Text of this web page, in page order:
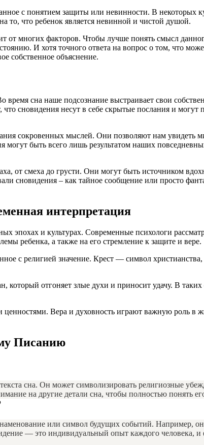
с понятием защиты или невинности. В некоторых
то, что ребенок является невинной и чистой душой.
от многих факторов. Чтобы лучше понять смысл
И хотя точного ответа на вопрос о том, что
собственное объяснение.
сна наше подсознание выстраивает свои
сновидения несут в себе скрытые послания и могут
сокровенных мыслей. Они позволяют нам увидеть
могут быть всего лишь результатом наших
от смеха до грусти. Они могут быть источником
сновидения – как тайное сообщение или просто
интерпретация
эпохах и культурах. Современные психологи
ребенка, а также на его стремление к защите и вере.
с религией значение. Крест — символ
который отгоняет злые духи и приносит удачу. В
Вера и духовность играют важную роль в
Писанию
сна. Он может символизировать религиозные
на другие детали сна, чтобы полностью понять
или символ будущих событий. Например,
— это индивидуальный опыт каждого человека,